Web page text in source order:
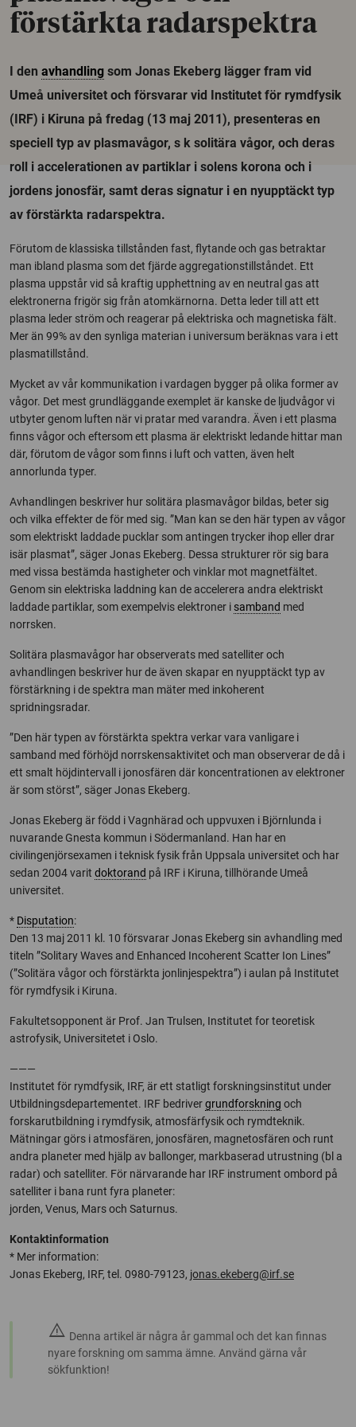
förstärkta radarspektra
I den avhandling som Jonas Ekeberg lägger fram vid
Umeå universitet och försvarar vid Institutet för rymdfysik
(IRF) i Kiruna på fredag (13 maj 2011), presenteras en
speciell typ av plasmavågor, s k solitära vågor, och deras
roll i accelerationen av partiklar i solens korona och i
jordens jonosfär, samt deras signatur i en nyupptäckt typ
av förstärkta radarspektra.
Förutom de klassiska tillstånden fast, flytande och gas betraktar
man ibland plasma som det fjärde aggregationstillståndet. Ett
plasma uppstår vid så kraftig upphettning av en neutral gas att
elektronerna frigör sig från atomkärnorna. Detta leder till att ett
plasma leder ström och reagerar på elektriska och magnetiska fält.
Mer än 99% av den synliga materian i universum beräknas vara i ett
plasmatillstånd.
Mycket av vår kommunikation i vardagen bygger på olika former av
vågor. Det mest grundläggande exemplet är kanske de ljudvågor vi
utbyter genom luften när vi pratar med varandra. Även i ett plasma
finns vågor och eftersom ett plasma är elektriskt ledande hittar man
där, förutom de vågor som finns i luft och vatten, även helt
annorlunda typer.
Avhandlingen beskriver hur solitära plasmavågor bildas, beter sig
och vilka effekter de för med sig. ”Man kan se den här typen av vågor
som elektriskt laddade pucklar som antingen trycker ihop eller drar
isär plasmat”, säger Jonas Ekeberg. Dessa strukturer rör sig bara
med vissa bestämda hastigheter och vinklar mot magnetfältet.
Genom sin elektriska laddning kan de accelerera andra elektriskt
laddade partiklar, som exempelvis elektroner i samband med
norrsken.
Solitära plasmavågor har observerats med satelliter och
avhandlingen beskriver hur de även skapar en nyupptäckt typ av
förstärkning i de spektra man mäter med inkoherent
spridningsradar.
”Den här typen av förstärkta spektra verkar vara vanligare i
samband med förhöjd norrskensaktivitet och man observerar de då i
ett smalt höjdintervall i jonosfären där koncentrationen av elektroner
är som störst”, säger Jonas Ekeberg.
Jonas Ekeberg är född i Vagnhärad och uppvuxen i Björnlunda i
nuvarande Gnesta kommun i Södermanland. Han har en
civilingenjörsexamen i teknisk fysik från Uppsala universitet och har
sedan 2004 varit doktorand på IRF i Kiruna, tillhörande Umeå
universitet.
* Disputation:
Den 13 maj 2011 kl. 10 försvarar Jonas Ekeberg sin avhandling med
titeln ”Solitary Waves and Enhanced Incoherent Scatter Ion Lines”
(”Solitära vågor och förstärkta jonlinjespektra”) i aulan på Institutet
för rymdfysik i Kiruna.
Fakultetsopponent är Prof. Jan Trulsen, Institutet for teoretisk
astrofysik, Universitetet i Oslo.
———
Institutet för rymdfysik, IRF, är ett statligt forskningsinstitut under
Utbildningsdepartementet. IRF bedrivergrundforskning och
forskarutbildning i rymdfysik, atmosfärfysik och rymdteknik.
Mätningar görs i atmosfären, jonosfären, magnetosfären och runt
andra planeter med hjälp av ballonger, markbaserad utrustning (bl a
radar) och satelliter. För närvarande har IRF instrument ombord på
satelliter i bana runt fyra planeter:
jorden, Venus, Mars och Saturnus.
Kontaktinformation
* Mer information:
Jonas Ekeberg, IRF, tel. 0980-79123, jonas.ekeberg@irf.se
warning Denna artikel är några år gammal och det kan finnas
nyare forskning om samma ämne. Använd gärna vår
sökfunktion!